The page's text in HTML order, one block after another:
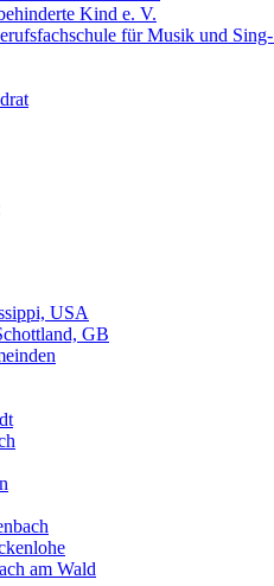
Kind e. V.
für Musik und
USA
GB
am Wald